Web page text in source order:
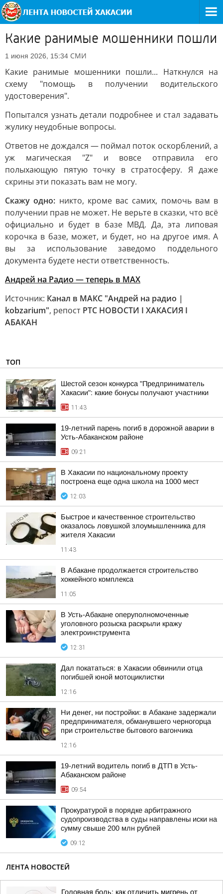
Какие ранимые мошенники пошли
1 июня 2026, 15:34 СМИ
Какие ранимые мошенники пошли... Наткнулся на
схему "помощь в получении водительского
удостоверения".
Попытался узнать детали подробнее и стал задавать
жулику неудобные вопросы.
Ответов не дождался — поймал поток оскорблений, а
уж магическая "Z" и вовсе отправила его
полыхающую пятую точку в стратосферу. Я даже
скрины эти показать вам не могу.
Скажу одно: никто, кроме вас самих, помочь вам в
получении прав не может. Не верьте в сказки, что всё
официально и будет в базе МВД. Да, эта липовая
корочка в базе, может, и будет, но на другое имя. А
вы за использование заведомо поддельного
документа будете нести ответственность.
Андрей на Радио — теперь в MAX
Источник: Канал в МАКС "Андрей на радио |
kobzarium", репост РТС НОВОСТИ I ХАКАСИЯ I
АБАКАН
ТОП
Шестой сезон конкурса "Предприниматель
Хакасии": какие бонусы получают участники
11:43
19-летний парень погиб в дорожной аварии в
Усть-Абаканском районе
09:21
В Хакасии по национальному проекту
построена еще одна школа на 1000 мест
12:03
Быстрое и качественное строительство
оказалось ловушкой злоумышленника для
жителя Хакасии
11:43
В Абакане продолжается строительство
хоккейного комплекса
11:05
В Усть-Абакане оперуполномоченные
уголовного розыска раскрыли кражу
электроинструмента
12:31
Дал покататься: в Хакасии обвинили отца
погибшей юной мотоциклистки
12:16
Ни денег, ни постройки: в Абакане задержали
предпринимателя, обманувшего черногорца
при строительстве бытового вагончика
12:16
19-летний водитель погиб в ДТП в Усть-
Абаканском районе
09:54
Прокуратурой в порядке арбитражного
судопроизводства в суды направлены иски на
сумму свыше 200 млн рублей
09:12
ЛЕНТА НОВОСТЕЙ
Головная боль: как отличить мигрень от